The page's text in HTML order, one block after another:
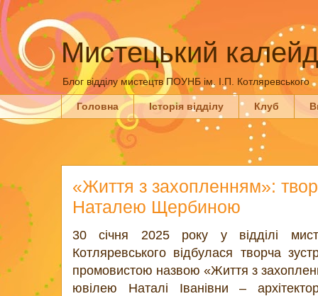
Мистецький
Блог відділу мистецтв ПОУНБ ім. І.П. Котляревського
Головна Історія відділу Клуб
«Життя з захопленням»:
Наталею Щербиною
30 січня 2025 року у відділі
Котляревського відбулася творча
промовистою назвою «Життя з
ювілею Наталі Іванівни –